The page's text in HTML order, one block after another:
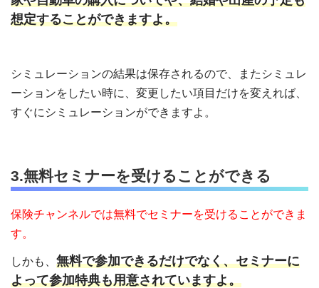
想定することができますよ。
シミュレーションの結果は保存されるので、またシミュレ
ーションをしたい時に、変更したい項目だけを変えれば、
すぐにシミュレーションができますよ。
3.無料セミナーを受けることができる
保険チャンネルでは無料でセミナーを受けることができま
す。
しかも、 無料で参加できるだけでなく、セミナーに
よって参加特典も用意されていますよ。